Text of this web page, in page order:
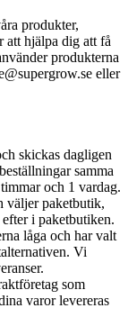
produkter,
att hjälpa dig att få
produkterna
eller
skickas dagligen
samma
och 1 vardag.
väljer paketbutik,
i paketbutiken.
låga och har valt
Vi
som
varor levereras